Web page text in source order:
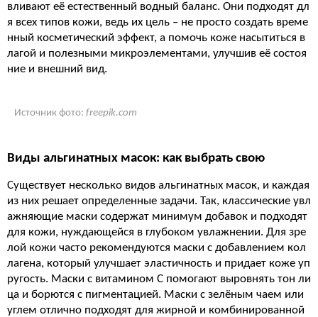
вливают её естественный водный баланс. Они подходят дл
я всех типов кожи, ведь их цель – не просто создать време
нный косметический эффект, а помочь коже насытиться в
лагой и полезными микроэлементами, улучшив её состоя
ние и внешний вид.
Источник фото: freepik.com
Виды альгинатных масок: как выбрать свою
Существует несколько видов альгинатных масок, и каждая
из них решает определенные задачи. Так, классические увл
ажняющие маски содержат минимум добавок и подходят
для кожи, нуждающейся в глубоком увлажнении. Для зре
лой кожи часто рекомендуются маски с добавлением кол
лагена, который улучшает эластичность и придает коже уп
ругость. Маски с витамином С помогают выровнять тон ли
ца и борются с пигментацией. Маски с зелёным чаем или
углем отлично подходят для жирной и комбинированной